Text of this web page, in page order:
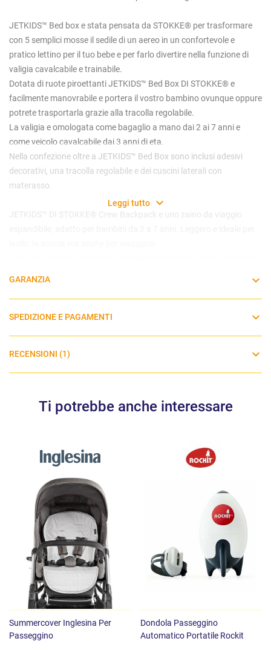
JETKIDS™ Bed box e stata pensata da STOKKE® per trasformare
con 5 semplici mosse il sedile di un aereo in un confortevole e
pratico lettino per il tuo bebe e per farlo divertire nella funzione di
valigia cavalcabile e trainabile.
Dotata di ruote piroettanti JETKIDS™ Bed Box DI STOKKE® e
facilmente manovrabile e portera il vostro bambino ovunque oppure
potrete trasportarla grazie alla tracolla regolabile.
La valigia e omologata come bagaglio a mano dai 2 ai 7 anni e
come veicolo cavalcabile dai 3 anni di eta.
Nella confezione oltre a JETKIDS™ Bed Box sono inclusi adesivi
decorativi, una tracolla regolabile e dei cuscini laterali con
materasso.
JETKIDS™ DI STOKKE® Crew Backpack e uno zaino da viaggio
JETKIDS™ DI STOKKE® e realizzato con tessuti di alta qualita e
idrorepellenti facili da pulire.
JETKIDS™ Valigia:
Dimensioni: 46 x 20 x 36 cm
Leggi tutto
GARANZIA
SPEDIZIONE E PAGAMENTI
RECENSIONI (1)
Ti potrebbe anche interessare
Summercover Inglesina Per
Passeggino
Dondola Passeggino
Automatico Portatile Rockit